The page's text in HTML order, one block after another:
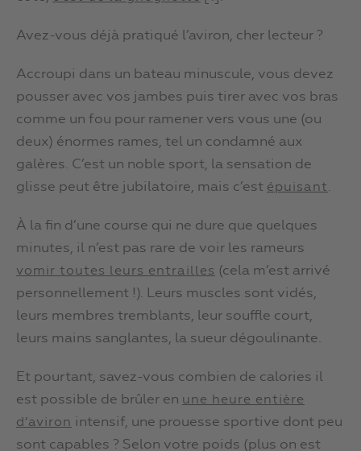
Avez-vous déjà pratiqué l’aviron, cher lecteur ?
Accroupi dans un bateau minuscule, vous devez
pousser avec vos jambes puis tirer avec vos bras
comme un fou pour ramener vers vous une (ou
deux) énormes rames, tel un condamné aux
galères. C’est un noble sport, la sensation de
glisse peut être jubilatoire, mais c’est épuisant.
À la fin d’une course qui ne dure que quelques
minutes, il n’est pas rare de voir les rameurs
vomir toutes leurs entrailles (cela m’est arrivé
personnellement !). Leurs muscles sont vidés,
leurs membres tremblants, leur souffle court,
leurs mains sanglantes, la sueur dégoulinante.
Et pourtant, savez-vous combien de calories il
est possible de brûler en une heure entière
d’aviron intensif, une prouesse sportive dont peu
sont capables ? Selon votre poids (plus on est